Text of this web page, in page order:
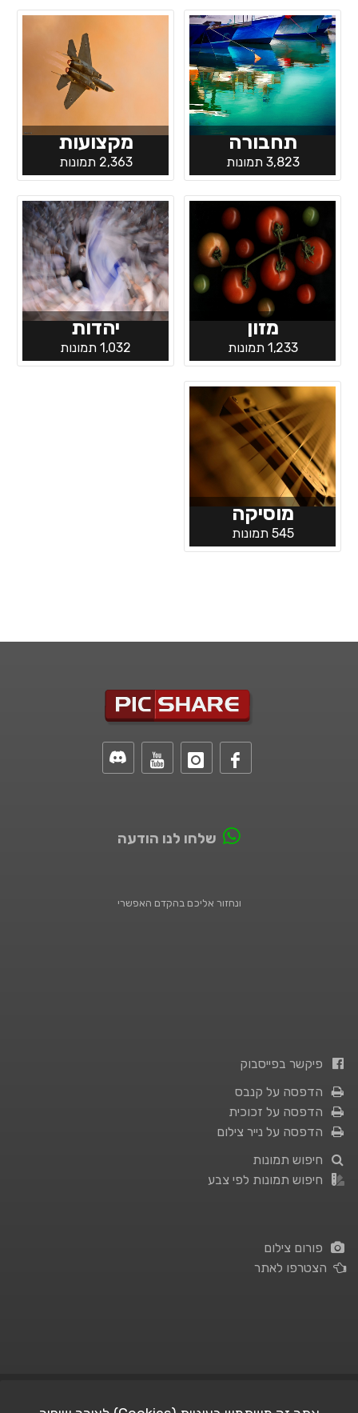
תחבורה
3,823 תמונות
מקצועות
2,363 תמונות
מזון
1,233 תמונות
יהדות
1,032 תמונות
מוסיקה
545 תמונות
שלחו לנו הודעה
ונחזור אליכם בהקדם האפשרי
פיקשר בפייסבוק
הדפסה על קנבס
הדפסה על זכוכית
הדפסה על נייר צילום
חיפוש תמונות
חיפוש תמונות לפי צבע
פורום צילום
הצטרפו לאתר